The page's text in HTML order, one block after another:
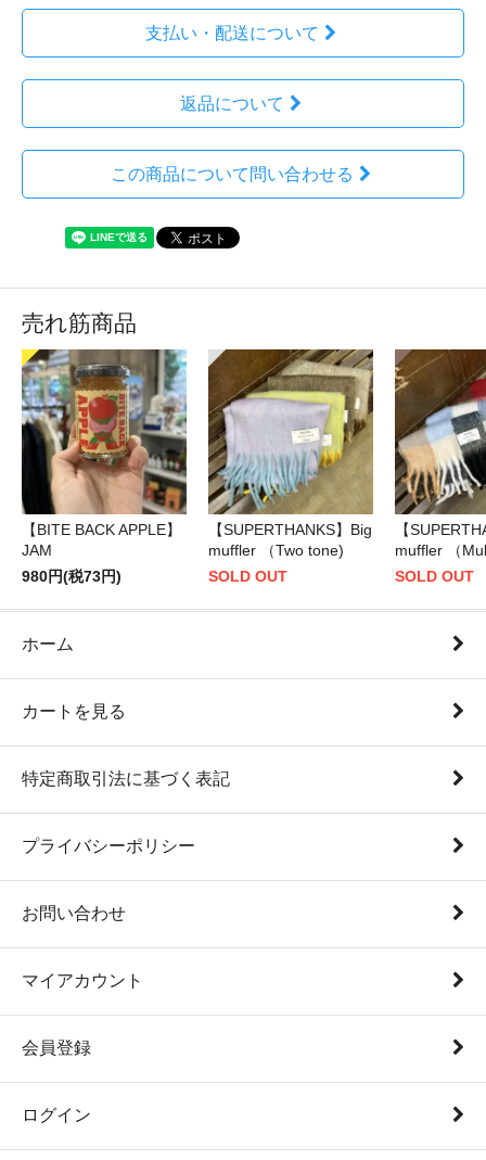
支払い・配送について
返品について
この商品について問い合わせる
売れ筋商品
【BITE BACK APPLE】
JAM
980円(税73円)
【SUPERTHANKS】Big
muffler （Two tone)
SOLD OUT
【
muffler （
SOLD OUT
ホーム
カートを見る
特定商取引法に基づく表記
プライバシーポリシー
お問い合わせ
マイアカウント
会員登録
ログイン